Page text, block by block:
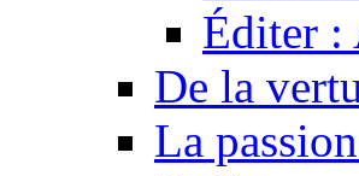
Éditer :
De la
La